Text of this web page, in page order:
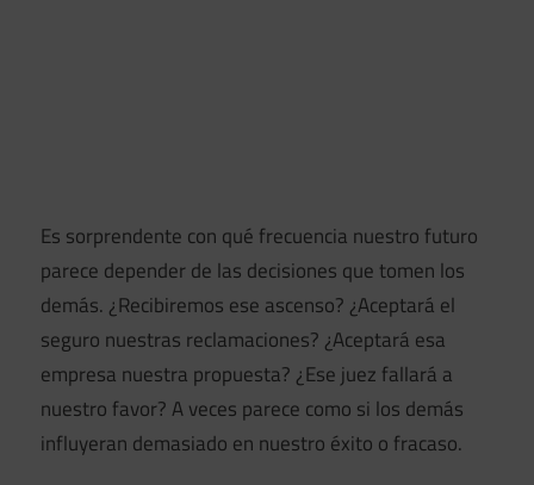
Es sorprendente con qué frecuencia nuestro futuro
parece depender de las decisiones que tomen los
demás. ¿Recibiremos ese ascenso? ¿Aceptará el
seguro nuestras reclamaciones? ¿Aceptará esa
empresa nuestra propuesta? ¿Ese juez fallará a
nuestro favor? A veces parece como si los demás
influyeran demasiado en nuestro éxito o fracaso.